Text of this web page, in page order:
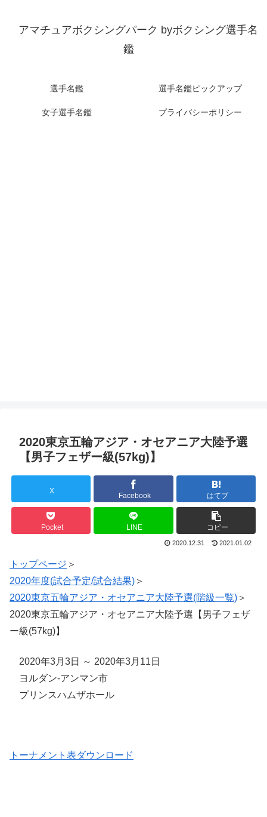
アマチュアボクシングパーク byボクシング選手名
鑑
選手名鑑 選手名鑑ピックアップ
女子選手名鑑 プライバシーポリシー
2020東京五輪アジア・オセアニア大陸予選
【男子フェザー級(57kg)】
X
Facebook はてブ
Pocket LINE コピー
2020.12.31 2021.01.02
トップページ ＞
2020年度(試合予定/試合結果) ＞
2020東京五輪アジア・オセアニア大陸予選(階級一覧) ＞
2020東京五輪アジア・オセアニア大陸予選【男子フェザ
ー級(57kg)】
2020年3月3日 ～ 2020年3月11日
ヨルダン-アンマン市
プリンスハムザホール
トーナメント表ダウンロード